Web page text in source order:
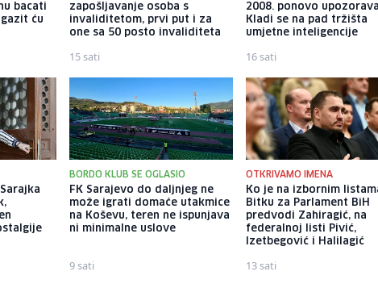
bacati
ću
zapošljavanje osoba s
invaliditetom, prvi put i za
one sa 50 posto invaliditeta
15 sati
2008. ponovo
Kladi se na pad tržišta
umjetne inteligencije
16 sati
BORDO KLUB SE OGLASIO
FK Sarajevo do daljnjeg ne
može igrati domaće utakmice
na Koševu, teren ne ispunjava
ni minimalne uslove
9 sati
OTKRIVAMO IMENA
Ko je na izbornim
Bitku za Parlament BiH
predvodi Zahiragić, na
federalnoj listi Pivić,
Izetbegović i Halilagić
13 sati